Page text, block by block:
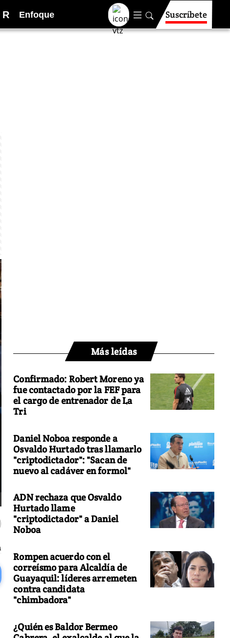
R Enfoque Suscríbete
Más leídas
Confirmado: Robert Moreno ya
fue contactado por la FEF para
el cargo de entrenador de La
Tri
Daniel Noboa responde a
Osvaldo Hurtado tras llamarlo
"criptodictador": "Sacan de
nuevo al cadáver en formol"
ADN rechaza que Osvaldo
Hurtado llame
"criptodictador" a Daniel
Noboa
Rompen acuerdo con el
correísmo para Alcaldía de
Guayaquil: líderes arremeten
contra candidata
"chimbadora"
¿Quién es Baldor Bermeo